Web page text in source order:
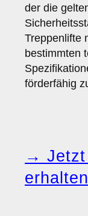
der die
Treppenlifte
bestimmten
förderfähig
→ Jetzt
erhalten